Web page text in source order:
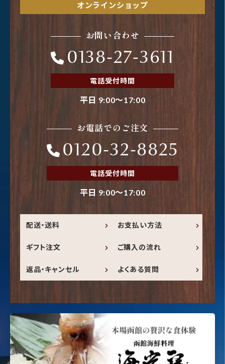
オンラインショップ
お問い合わせ
0138-27-3611
電話受付時間
平日 9:00～17:00
お電話でのご注文
0120-32-8825
電話受付時間
平日 9:00～17:00
配送・送料 お支払い方法
ギフト注文 ご購入の流れ
返品・キャンセル よくある質問